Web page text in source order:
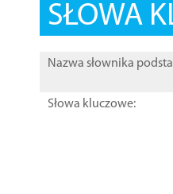
SŁOWA
Nazwa słownika
Słowa kluczowe: